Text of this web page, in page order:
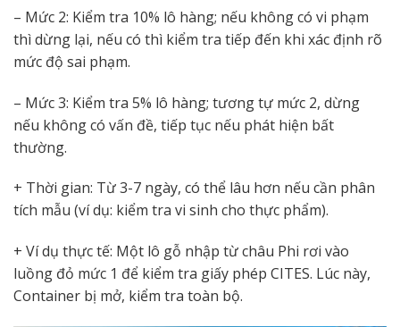
– Mức 2: Kiểm tra 10% lô hàng; nếu không có vi phạm
thì dừng lại, nếu có thì kiểm tra tiếp đến khi xác định rõ
mức độ sai phạm.
– Mức 3: Kiểm tra 5% lô hàng; tương tự mức 2, dừng
nếu không có vấn đề, tiếp tục nếu phát hiện bất
thường.
+ Thời gian: Từ 3-7 ngày, có thể lâu hơn nếu cần phân
tích mẫu (ví dụ: kiểm tra vi sinh cho thực phẩm).
+ Ví dụ thực tế: Một lô gỗ nhập từ châu Phi rơi vào
luồng đỏ mức 1 để kiểm tra giấy phép CITES. Lúc này,
Container bị mở, kiểm tra toàn bộ.